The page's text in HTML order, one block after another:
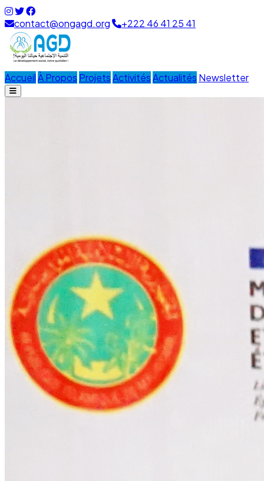
contact@ongagd.org +222 46 41 25 41
AccueilÀ Propos ProjetsActivitésActualités Newsletter